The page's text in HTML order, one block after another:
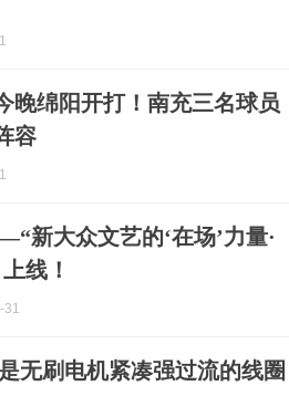
晚绵阳开打！南充三名球员
容
新大众文艺的‘在场’力量·
线！
31
无刷电机紧凑强过流的线圈